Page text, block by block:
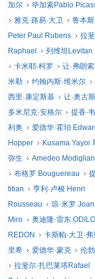
加尔
毕加索Pablo
雅克·路易·大卫
鲁本斯
Peter Paul Rubens
拉
Raphael
列维坦Levitan
卡米耶·柯罗
让·弗朗索
米勒
约翰内斯·维米尔
西里·康定斯基
让·奥古
多米尼克·安格尔
提香·
利奥
爱德华·霍珀
Hopper
Kusama Yayoi
弥生
Amedeo
布格罗 Bouguereau
titian
亨利·卢梭 Henri
Rousseau
琼·米罗 Joan
Miro
奥迪隆·雷东
REDON
卡斯帕·大卫·
里希
爱德华·蒙克
伦
拉斐尔·扎巴莱塔Rafael